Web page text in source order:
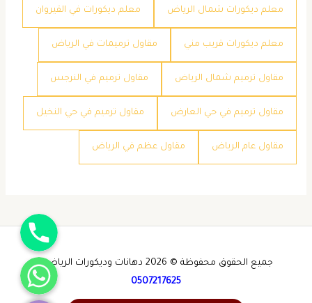
معلم ديكورات شمال الرياض معلم ديكورات في القيروان
معلم ديكورات قريب مني مقاول ترميمات في الرياض
مقاول ترميم شمال الرياض مقاول ترميم في النرجس
مقاول ترميم في حي العارض مقاول ترميم في حي النخيل
مقاول عام الرياض مقاول عظم في الرياض
جميع الحقوق محفوظة © 2026 دهانات وديكورات الرياض -
0507217625
جوال
واتساب